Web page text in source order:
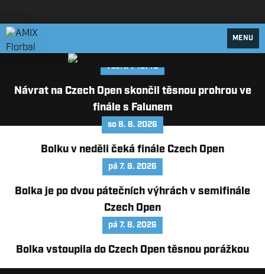
AMIX Florbal Mladá Boleslav
MENU
včera v 16:48
Návrat na Czech Open skončil těsnou prohrou ve
finále s Falunem
so 8. 8. 2026
Bolku v neděli čeká finále Czech Open
pá 7. 8. 2026
Bolka je po dvou pátečních výhrách v semifinále
Czech Open
pá 7. 8. 2026
Bolka vstoupila do Czech Open těsnou porážkou